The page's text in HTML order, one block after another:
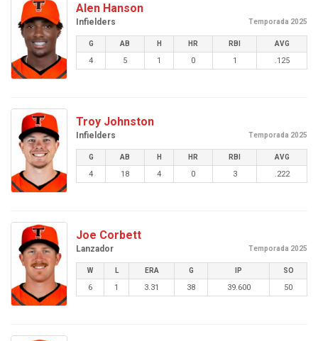
Alen Hanson
Infielders Temporada 2025
G AB H HR RBI AVG
4 5 1 0 1 .125
Troy Johnston
Infielders Temporada 2025
G AB H HR RBI AVG
4 18 4 0 3 .222
Joe Corbett
Lanzador Temporada 2025
W L ERA G IP SO
6 1 3.31 38 39.600 50